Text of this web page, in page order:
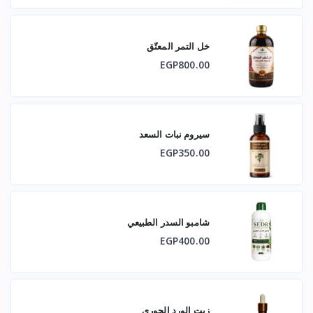
يساعد على تقليل الاستجابات الالتهابية الخفيفة
يدعم توازن الجهاز المناعي
يوفر دعمًا مضادًا للأكسدة
يدعم صحة الشعر وفروة الرأس
هذا المنتج مكمل غذائي، وليس مخصصًا لتشخيص أي مرض أو
علاجه أو الوقاية منه.
💧 طريقة الاستخدام المقترحة:
10-20 قطرة مخففة في نصف كوب من الماء.
مرة إلى مرتين يوميًا.
يفضل تناوله بعد الوجبات.
خل التمر المعتّق
EGP800.00
سيروم نبات السعد
EGP350.00
شامبو السدر الطبيعي
EGP400.00
زيت الورد الجوري